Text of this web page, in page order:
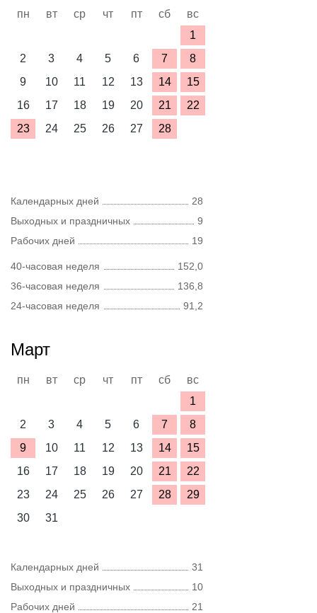
пн вт ср чт пт сб
вс
1
2
3 4 5 6 7
8
9
10 11 12 13 14
15
16
17 18 19 20 21
22
23
24 25 26 27 28
Календарных дней
28
Выходных и праздничных
9
Рабочих дней
19
40-часовая неделя
152,0
36-часовая неделя
136,8
24-часовая неделя
91,2
Март
пн вт ср чт пт сб
вс
1
2
3 4 5 6 7
8
9
10 11 12 13 14
15
16
17 18 19 20 21
22
23
24 25 26 27 28
29
30
31
Календарных дней
31
Выходных и праздничных
10
Рабочих дней
21